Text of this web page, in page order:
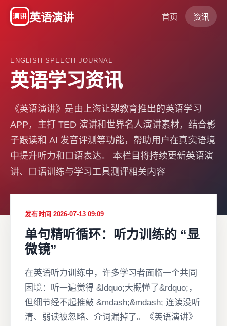
英语演讲 首页 资讯
ENGLISH SPEECH JOURNAL
英语学习资讯
《英语演讲》是由上海让梨教育推出的英语学习
APP，主打 TED 演讲和世界名人演讲素材，结合影
子跟读和 AI 发音评测等功能，帮助用户在真实语境
中提升听力和口语表达。 本栏目将持续更新英语演
讲、口语训练与学习工具测评相关内容
发布时间 2026-07-13 09:09
单句精听循环：听力训练的 “显
微镜”
在英语听力训练中，许多学习者面临一个共同
困境：听一遍觉得 &ldquo;大概懂了&rdquo;，
但细节经不起推敲 &mdash;&mdash; 连读没听
清、弱读被忽略、介词漏掉了。《英语演讲》